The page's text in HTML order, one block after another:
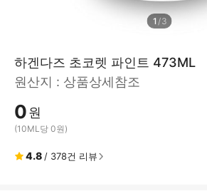
1/3
하겐다즈 초코렛 파인트 473ML
원산지 : 상품상세참조
0원
(10ML당 0원)
4.8 / 378건 리뷰